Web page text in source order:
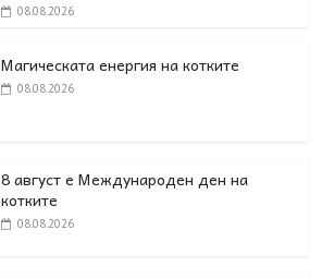
08.08.2026
Магическата енергия на котките
08.08.2026
8 август е Международен ден на
котките
08.08.2026